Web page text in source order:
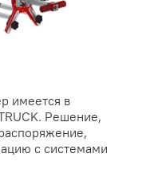
имеется в
Решение,
с системами